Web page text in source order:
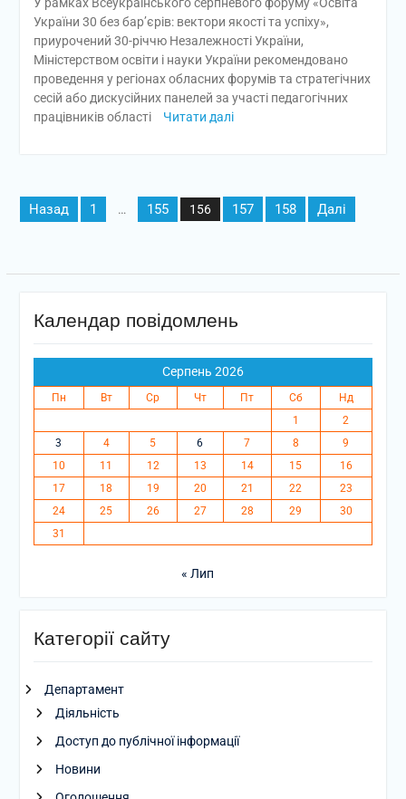
України 30 без бар’єрів: вектори якості та успіху»,
приурочений 30-річчю Незалежності України,
Міністерством освіти і науки України рекомендовано
проведення у регіонах обласних форумів та стратегічних
сесій або дискусійних панелей за участі педагогічних
працівників області
Читати далі
Пагінація
записів
Назад 1 … 155 156 157 158 Далі
Календар повідомлень
Серпень 2026
Пн Вт Ср Чт Пт Сб
Нд
1
2
3
4 5 6 7 8
9
10
11 12 13 14 15
16
17
18 19 20 21 22
23
24
25 26 27 28 29
30
31
« Лип
Категорії сайту
Департамент
Діяльність
Доступ до публічної інформації
Новини